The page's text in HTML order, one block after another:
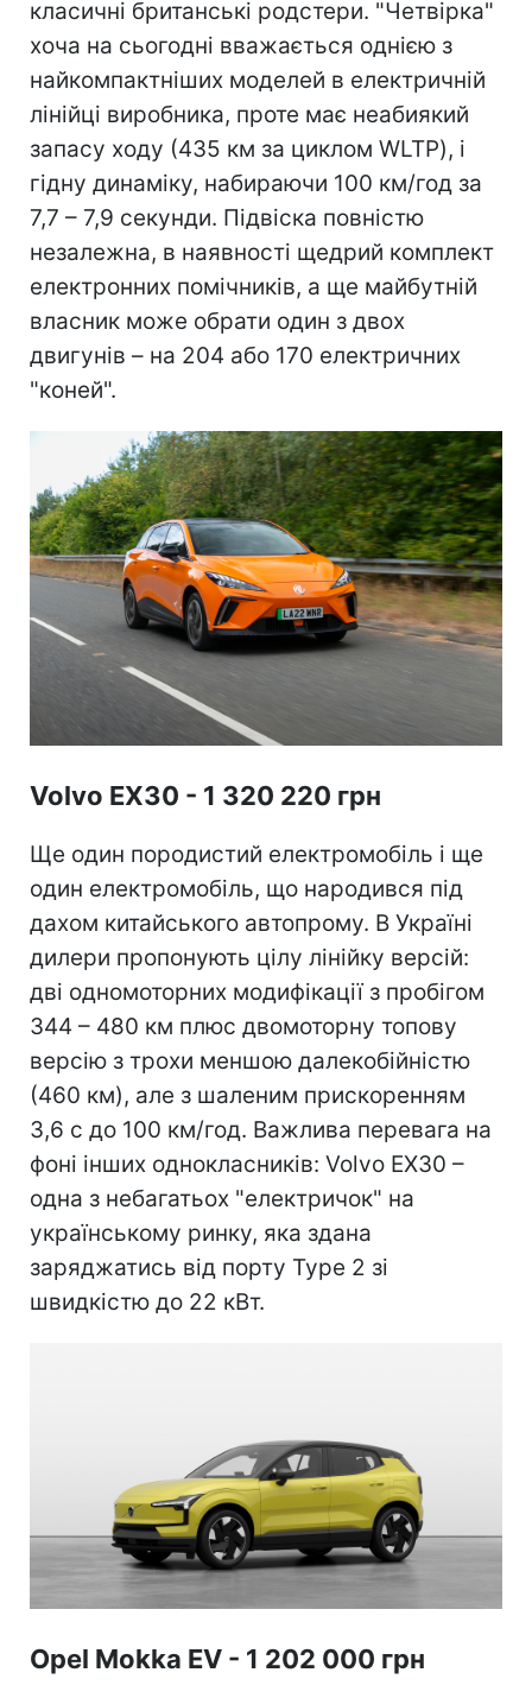
класичні британські родстери. "Четвірка"
хоча на сьогодні вважається однією з
найкомпактніших моделей в електричній
лінійці виробника, проте має неабиякий
запасу ходу (435 км за циклом WLTP), і
гідну динаміку, набираючи 100 км/год за
7,7 – 7,9 секунди. Підвіска повністю
незалежна, в наявності щедрий комплект
електронних помічників, а ще майбутній
власник може обрати один з двох
двигунів – на 204 або 170 електричних
"коней".
Volvo EX30 - 1 320 220 грн
Ще один породистий електромобіль і ще
один електромобіль, що народився під
дахом китайського автопрому. В Україні
дилери пропонують цілу лінійку версій:
дві одномоторних модифікації з пробігом
344 – 480 км плюс двомоторну топову
версію з трохи меншою далекобійністю
(460 км), але з шаленим прискоренням
3,6 с до 100 км/год. Важлива перевага на
фоні інших однокласників: Volvo EX30 –
одна з небагатьох "електричок" на
українському ринку, яка здана
заряджатись від порту Type 2 зі
швидкістю до 22 кВт.
Opel Mokka EV - 1 202 000 грн